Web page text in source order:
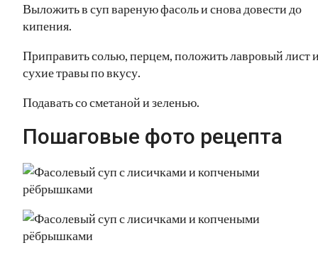
Выложить в суп вареную фасоль и снова довести до
кипения.
Приправить солью, перцем, положить лавровый лист
сухие травы по вкусу.
Подавать со сметаной и зеленью.
Пошаговые фото рецепта